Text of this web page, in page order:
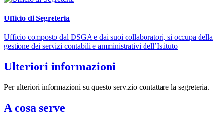
Ufficio di Segreteria
Ufficio composto dal DSGA e dai suoi collaboratori, si occupa della
gestione dei servizi contabili e amministrativi dell’Istituto
Ulteriori informazioni
Per ulteriori informazioni su questo servizio contattare la segreteria.
A cosa serve